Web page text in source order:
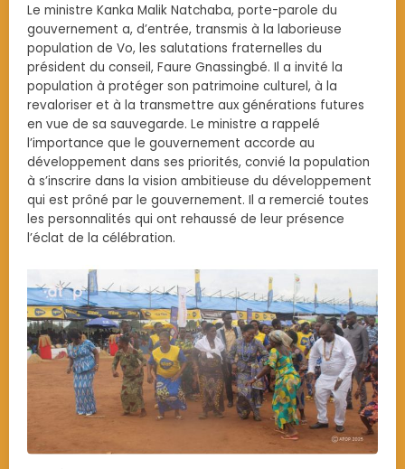
Le ministre Kanka Malik Natchaba, porte-parole du
gouvernement a, d’entrée, transmis à la laborieuse
population de Vo, les salutations fraternelles du
président du conseil, Faure Gnassingbé. Il a invité la
population à protéger son patrimoine culturel, à la
revaloriser et à la transmettre aux générations futures
en vue de sa sauvegarde. Le ministre a rappelé
l’importance que le gouvernement accorde au
développement dans ses priorités, convié la population
à s’inscrire dans la vision ambitieuse du développement
qui est prôné par le gouvernement. Il a remercié toutes
les personnalités qui ont rehaussé de leur présence
l’éclat de la célébration.